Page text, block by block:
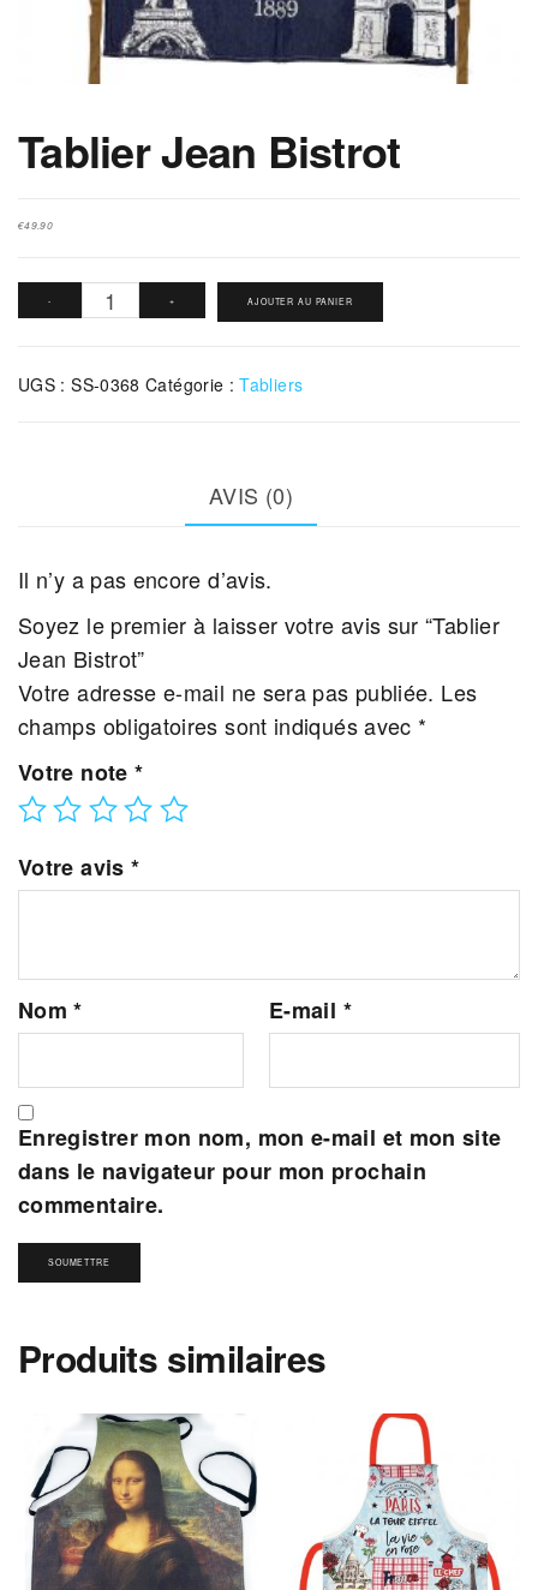
Tablier Jean Bistrot
€49.90
-
quantité
Jean
+ AJOUTER AU PANIER
UGS :SS-0368 Catégorie :Tabliers
AVIS (0)
Il n’y a pas encore d’avis.
Soyez le premier à laisser votre avis sur “Tablier
Jean Bistrot”
Votre adresse e-mail ne sera pas publiée. Les
champs obligatoires sont indiqués avec *
Votre note *
Votre avis *
Nom* E-mail *
Enregistrer mon nom, mon e-mail et mon site
dans le navigateur pour mon prochain
commentaire.
Produits similaires